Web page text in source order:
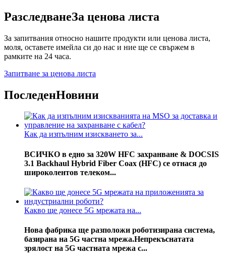
РазследванеЗа ценова листа
За запитвания относно нашите продукти или ценова листа,
моля, оставете имейла си до нас и ние ще се свържем в
рамките на 24 часа.
Запитване за ценова листа
ПоследенНовини
Как да изпълним изискването за...
ВСИЧКО в едно за 320W HFC захранване & DOCSIS
3.1 Backhaul Hybrid Fiber Coax (HFC) се отнася до
широколентов телеком...
Какво ще донесе 5G мрежата на...
Нова фабрика ще разположи роботизирана система,
базирана на 5G частна мрежа.Непрекъснатата
зрялост на 5G частната мрежа с...